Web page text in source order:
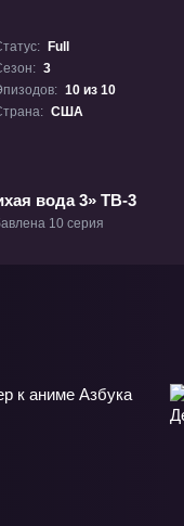
Full
3
10 из 10
США
вода 3» ТВ-3
10 серия